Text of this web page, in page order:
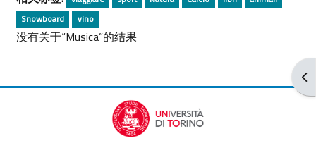
打
Snowboard
vino
没有关于“Musica”的结果